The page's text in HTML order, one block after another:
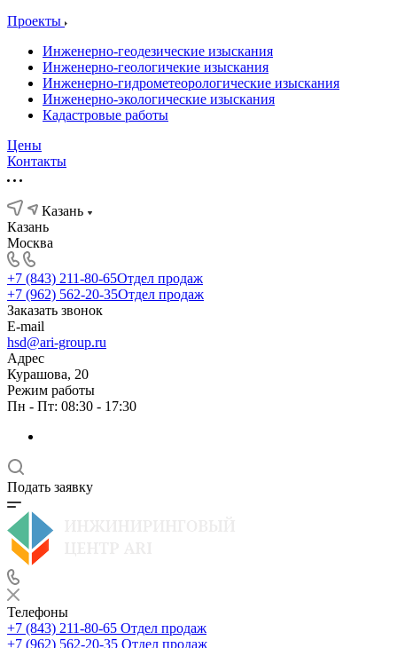
Проекты
Инженерно-геодезические изыскания
Инженерно-геологичекие изыскания
Инженерно-гидрометеорологические изыскания
Инженерно-экологические изыскания
Кадастровые работы
Цены
Контакты
Казань
Казань
Москва
+7 (843) 211-80-65Отдел продаж
+7 (962) 562-20-35Отдел продаж
Заказать звонок
E-mail
hsd@ari-group.ru
Адрес
Курашова, 20
Режим работы
Пн - Пт: 08:30 - 17:30
Подать заявку
Телефоны
+7 (843) 211-80-65 Отдел продаж
+7 (962) 562-20-35 Отдел продаж